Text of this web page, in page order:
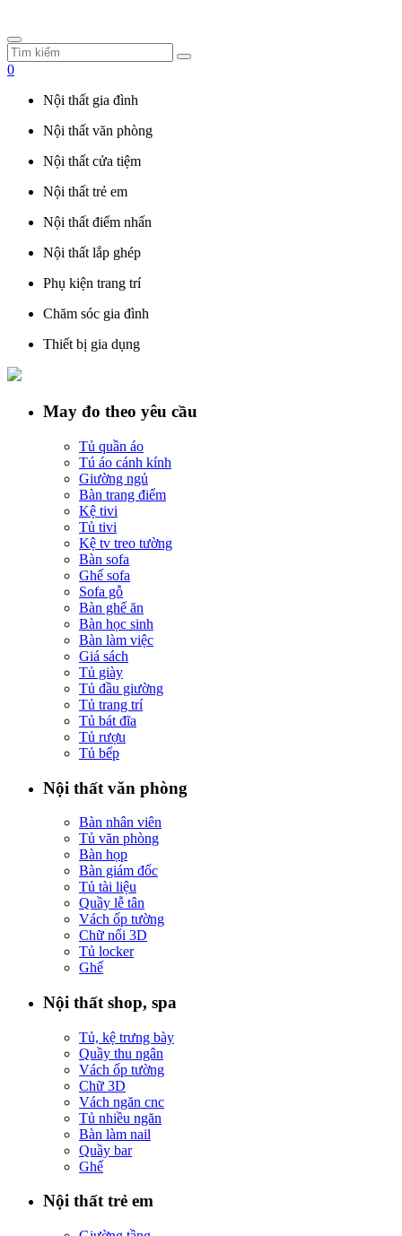
0
Nội thất gia đình
Nội thất văn phòng
Nội thất cửa tiệm
Nội thất trẻ em
Nội thất điểm nhấn
Nội thất lắp ghép
Phụ kiện trang trí
Chăm sóc gia đình
Thiết bị gia dụng
May đo theo yêu cầu
Tủ quần áo
Tú áo cánh kính
Giường ngủ
Bàn trang điểm
Kệ tivi
Tủ tivi
Kệ tv treo tường
Bàn sofa
Ghế sofa
Sofa gỗ
Bàn ghế ăn
Bàn học sinh
Bàn làm việc
Giá sách
Tủ giày
Tủ đầu giường
Tủ trang trí
Tủ bát đĩa
Tủ rượu
Tủ bếp
Nội thất văn phòng
Bàn nhân viên
Tủ văn phòng
Bàn họp
Bàn giám đốc
Tủ tài liệu
Quầy lễ tân
Vách ốp tường
Chữ nổi 3D
Tủ locker
Ghế
Nội thất shop, spa
Tủ, kệ trưng bày
Quầy thu ngân
Vách ốp tường
Chữ 3D
Vách ngăn cnc
Tủ nhiều ngăn
Bàn làm nail
Quầy bar
Ghế
Nội thất trẻ em